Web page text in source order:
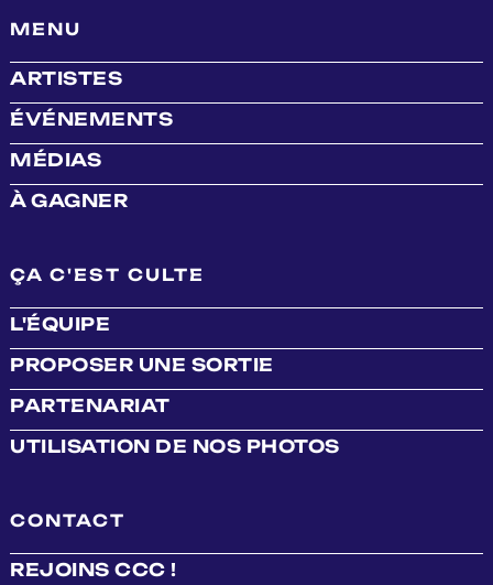
MENU
ARTISTES
ÉVÉNEMENTS
MÉDIAS
À GAGNER
ÇA C'EST CULTE
L'ÉQUIPE
PROPOSER UNE SORTIE
PARTENARIAT
UTILISATION DE NOS PHOTOS
CONTACT
REJOINS CCC !